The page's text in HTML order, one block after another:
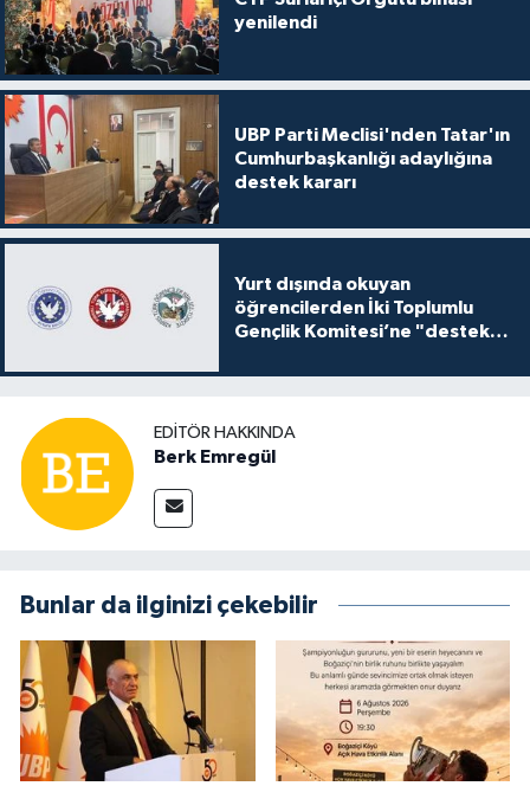
yenilendi
UBP Parti Meclisi'nden Tatar'ın
Cumhurbaşkanlığı adaylığına
destek kararı
Yurt dışında okuyan
öğrencilerden İki Toplumlu
Gençlik Komitesi’ne "destek
EDITÖR HAKKINDA
Berk Emregül
Bunlar da ilginizi çekebilir